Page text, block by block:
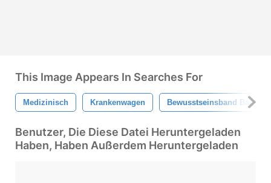
This Image Appears In Searches For
Medizinisch Krankenwagen Bewusstseinsband
Benutzer, Die Diese Datei Heruntergeladen
Haben, Haben Außerdem Heruntergeladen